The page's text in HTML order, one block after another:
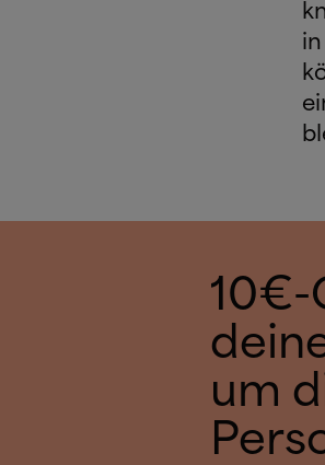
10€-
um